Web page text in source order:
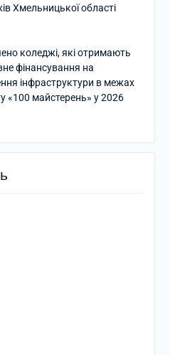
Хмельницької області
коледжі, які отримають
фінансування на
інфраструктури в межах
«100 майстерень» у 2026